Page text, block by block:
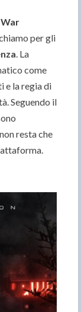
War
per gli
. La
come
e la regia di
Seguendo il
resta che